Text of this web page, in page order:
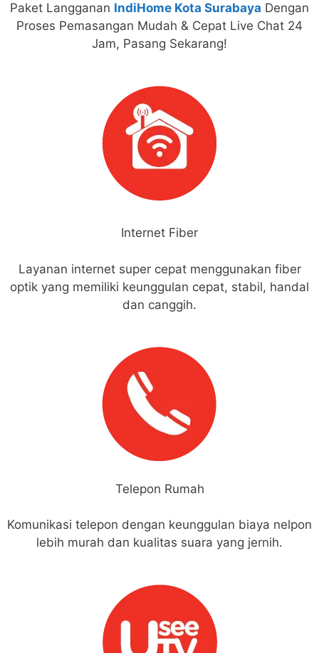
Paket Langganan IndiHome Kota Surabaya Dengan
Proses Pemasangan Mudah & Cepat Live Chat 24
Jam, Pasang Sekarang!
Internet Fiber
Layanan internet super cepat menggunakan fiber
optik yang memiliki keunggulan cepat, stabil, handal
dan canggih.
Telepon Rumah
Komunikasi telepon dengan keunggulan biaya nelpon
lebih murah dan kualitas suara yang jernih.